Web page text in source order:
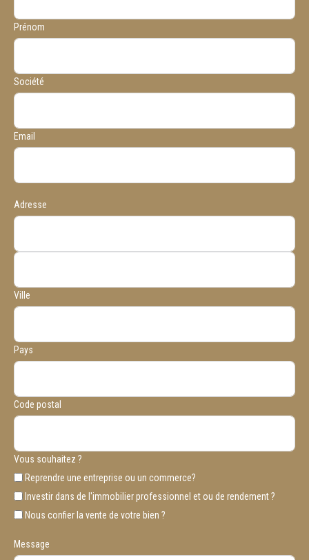
Prénom
Société
Email
Adresse
Ville
Pays
Code postal
Vous souhaitez ?
Reprendre une entreprise ou un commerce?
Investir dans de l'immobilier professionnel et ou de rendement ?
Nous confier la vente de votre bien ?
Message